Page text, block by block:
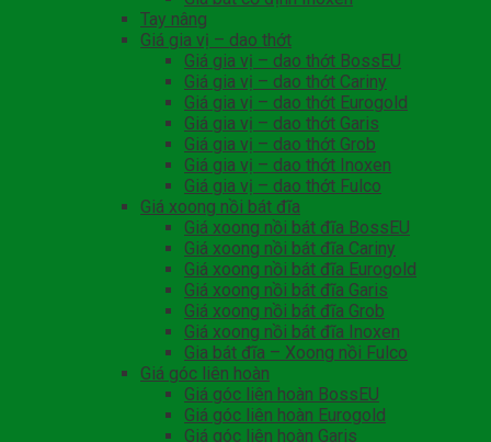
Tay nâng
Giá gia vị – dao thớt
Giá gia vị – dao thớt BossEU
Giá gia vị – dao thớt Cariny
Giá gia vị – dao thớt Eurogold
Giá gia vị – dao thớt Garis
Giá gia vị – dao thớt Grob
Giá gia vị – dao thớt Inoxen
Giá gia vị – dao thớt Fulco
Giá xoong nồi bát đĩa
Giá xoong nồi bát đĩa BossEU
Giá xoong nồi bát đĩa Cariny
Giá xoong nồi bát đĩa Eurogold
Giá xoong nồi bát đĩa Garis
Giá xoong nồi bát đĩa Grob
Giá xoong nồi bát đĩa Inoxen
Gia bát đĩa – Xoong nồi Fulco
Giá góc liên hoàn
Giá góc liên hoàn BossEU
Giá góc liên hoàn Eurogold
Giá góc liên hoàn Garis